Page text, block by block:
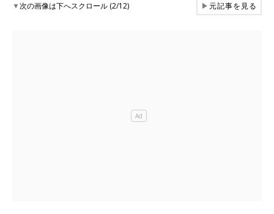
▼次の画像は下へスクロール (2/12) ▶元記事を見る